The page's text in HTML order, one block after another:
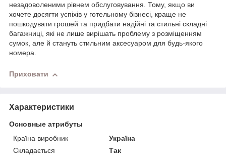
незадоволеними рівнем обслуговування. Тому, якщо ви
хочете досягти успіхів у готельному бізнесі, краще не
пошкодувати грошей та придбати надійні та стильні складні
багажниці, які не лише вирішать проблему з розміщенням
сумок, але й стануть стильним аксесуаром для будь-якого
номера.
Приховати
Характеристики
Основные атрибуты
Країна виробник
Україна
Складається
Так